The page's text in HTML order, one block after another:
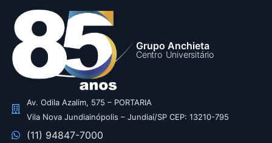
Grupo Anchieta
Centro Universitário
Av. Odila Azalim, 575 – PORTARIA
Vila Nova Jundiainópolis – Jundiaí/SP CEP: 13210-795
(11) 94847-7000